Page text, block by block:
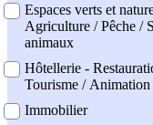
Espaces verts et
Agriculture / Pêche /
animaux
Hôtellerie -
Tourisme / Animation
Immobilier